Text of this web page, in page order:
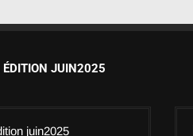
ÉDITION JUIN2025